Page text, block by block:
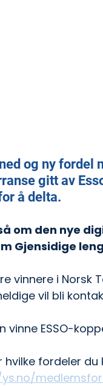
og ny fordel
gitt av
å delta.
om den nye
Gjensidige
vinnere i Norsk
vil bli
vinne ESSO-
hvilke fordeler